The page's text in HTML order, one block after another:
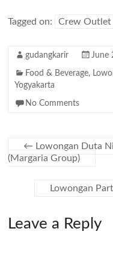
Tagged on: Crew Outlet
gudangkarir June
Food & Beverage,
Yogyakarta
No Comments
← Lowongan Duta
(Margaria Group)
Lowongan
Leave a Reply